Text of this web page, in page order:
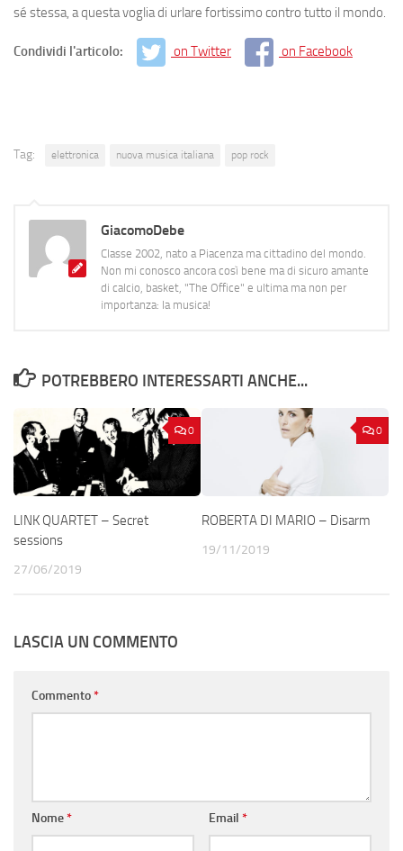
sé stessa, a questa voglia di urlare fortissimo contro tutto il mondo.
Condividi l'articolo: on Twitter on Facebook
Tag: elettronica nuova musica italiana pop rock
GiacomoDebe
Classe 2002, nato a Piacenza ma cittadino del mondo.
Non mi conosco ancora così bene ma di sicuro amante
di calcio, basket, "The Office" e ultima ma non per
importanza: la musica!
POTREBBERO INTERESSARTI ANCHE...
0
LINK QUARTET – Secret
sessions
27/06/2019
0
ROBERTA DI MARIO – Disarm
19/11/2019
LASCIA UN COMMENTO
Commento*
Nome* Email *